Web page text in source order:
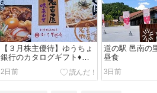
【３月株主優待】ゆうちょ
銀行のカタログギフト♦カ
ステラ＆きしめん・味噌煮
込みうどんセット
2日前
道の駅 邑南の
昼食
3日前